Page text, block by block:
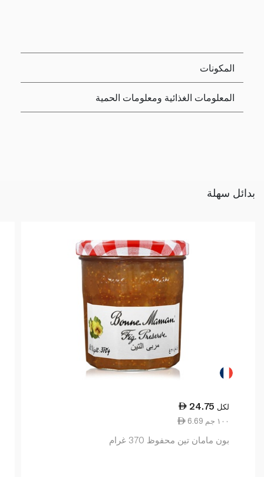
المكونات
المعلومات الغذائية ومعلومات الحمية
بدائل سهلة
24.75 لكل
6.69 ١٠٠ جم
بون مامان تين محفوظ 370 غرام